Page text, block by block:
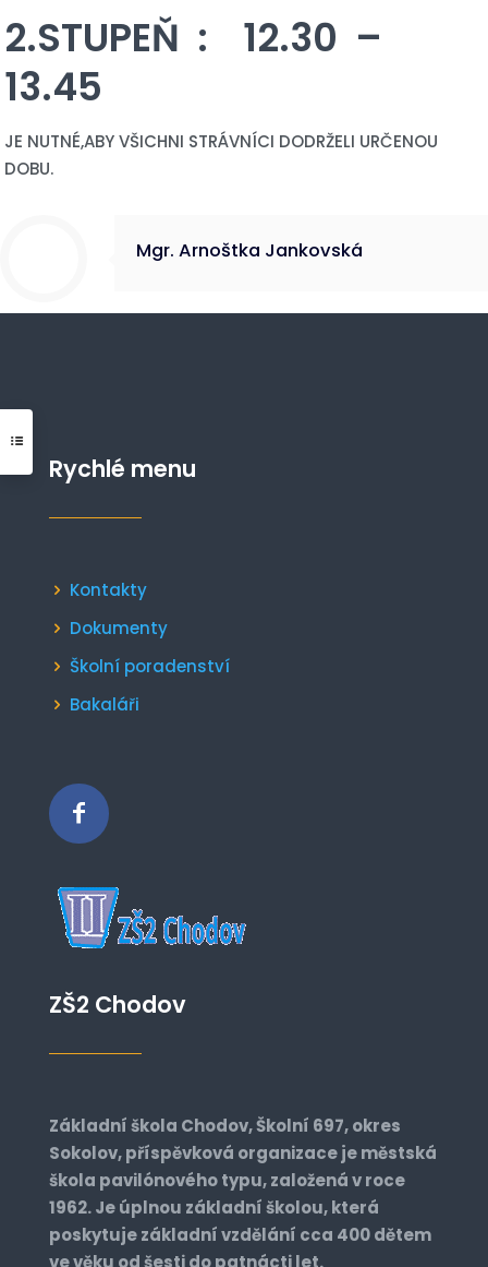
2.STUPEŇ : 12.30 –
13.45
JE NUTNÉ,ABY VŠICHNI STRÁVNÍCI DODRŽELI URČENOU
DOBU.
Mgr. Arnoštka Jankovská
Rychlé menu
Kontakty
Dokumenty
Školní poradenství
Bakaláři
ZŠ2 Chodov
Základní škola Chodov, Školní 697, okres
Sokolov, příspěvková organizace je městská
škola pavilónového typu, založená v roce
1962. Je úplnou základní školou, která
poskytuje základní vzdělání cca 400 dětem
ve věku od šesti do patnácti let.